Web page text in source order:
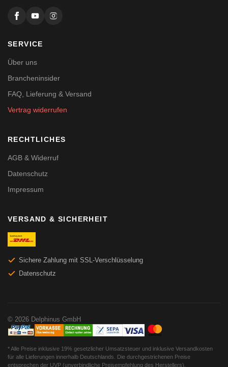
SERVICE
Über uns
Brancheninsider
FAQ, Lieferung & Versand
Vertrag widerrufen
RECHTLICHES
AGB & Widerruf
Datenschutz
Impressum
VERSAND & SICHERHEIT
Sichere Zahlung mit SSL-Verschlüsselung
Datenschutz
© 2026 Delphinus GmbH
* Alle Preise inklusive 19% gesetzlicher Umsatzsteuer und inklusive Versandkosten
für alle Lieferungen innerhalb Deutschlands. Die durchgestrichenen Preise
entsprechen der UVP (unverbindliche Preisempfehlung des Herstellers).